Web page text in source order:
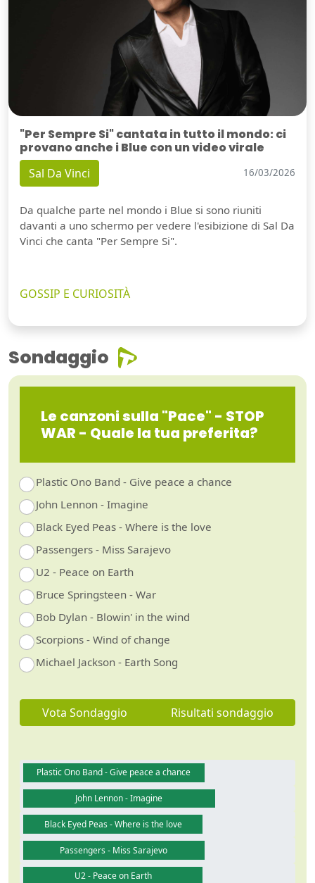
"Per Sempre Si" cantata in tutto il mondo: ci
provano anche i Blue con un video virale
Sal Da Vinci 16/03/2026
Da qualche parte nel mondo i Blue si sono riuniti
davanti a uno schermo per vedere l'esibizione di Sal Da
Vinci che canta "Per Sempre Si".
GOSSIP E CURIOSITÀ
Sondaggio
Le canzoni sulla "Pace" - STOP
WAR - Quale la tua preferita?
Plastic Ono Band - Give peace a chance
John Lennon - Imagine
Black Eyed Peas - Where is the love
Passengers - Miss Sarajevo
U2 - Peace on Earth
Bruce Springsteen - War
Bob Dylan - Blowin' in the wind
Scorpions - Wind of change
Michael Jackson - Earth Song
Vota Sondaggio Risultati sondaggio
Plastic Ono Band - Give peace a chance
John Lennon - Imagine
Black Eyed Peas - Where is the love
Passengers - Miss Sarajevo
U2 - Peace on Earth